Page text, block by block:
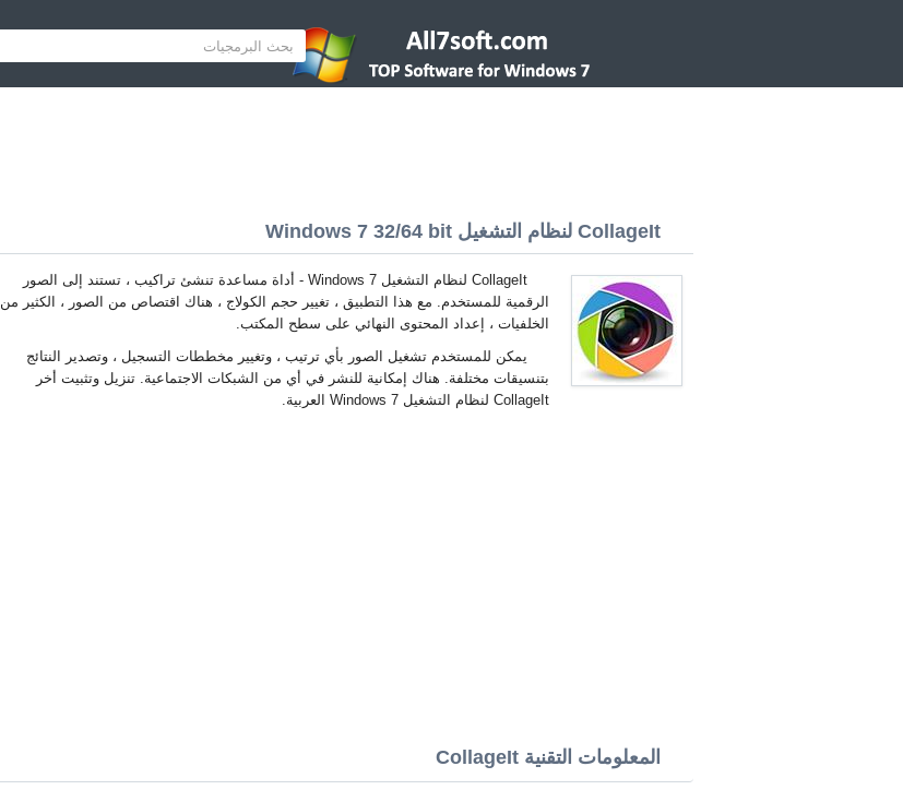
CollageIt لنظام التشغيل Windows 7 32/64 bit
CollageIt لنظام التشغيل Windows 7 - أداة مساعدة تنشئ تراكيب ، تستند إلى الصور
الرقمية للمستخدم. مع هذا التطبيق ، تغيير حجم الكولاج ، هناك اقتصاص من الصور ، الكثير من
الخلفيات ، إعداد المحتوى النهائي على سطح المكتب.
يمكن للمستخدم تشغيل الصور بأي ترتيب ، وتغيير مخططات التسجيل ، وتصدير النتائج
بتنسيقات مختلفة. هناك إمكانية للنشر في أي من الشبكات الاجتماعية. تنزيل وتثبيت أخر
CollageIt لنظام التشغيل Windows 7 العربية.
المعلومات التقنية CollageIt